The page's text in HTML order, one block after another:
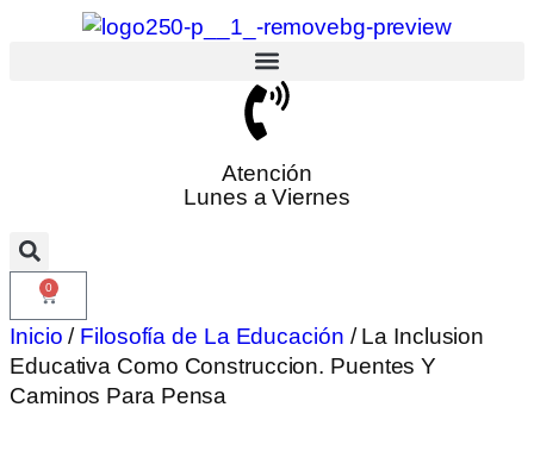
Atención
Lunes a Viernes
0
Inicio / Filosofía de La Educación / La Inclusion
Educativa Como Construccion. Puentes Y
Caminos Para Pensa